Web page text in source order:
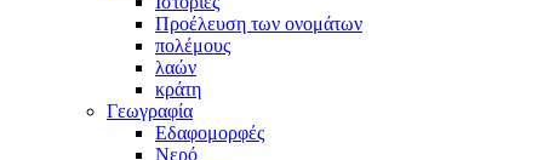
Προέλευση των ονομάτων
πολέμους
λαών
κράτη
Γεωγραφία
Εδαφομορφές
Νερό